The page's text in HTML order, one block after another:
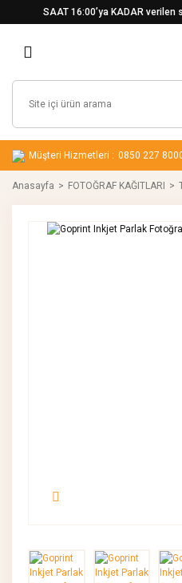
SAAT 16:00’ya KADAR verilen
Müşteri Hizmetleri : 0850 227
Anasayfa FOTOĞRAF KAĞITLARI